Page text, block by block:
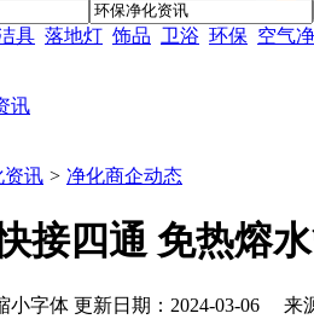
具 落地灯 饰品 卫浴 环保 空气
讯
资讯 > 净化商企动态
接四通 免热熔
更新日期：2024-03-06 来